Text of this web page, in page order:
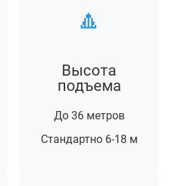
🔼
Высота
подъема
До 36 метров
Стандартно 6-18 м